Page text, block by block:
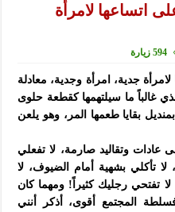
اتساعها لامرأة
594 زيارة
جدية، امرأة وجدية، معادلة
غالباً ما سيلتهمها كقطعة حلوى
بقايا طعمها المر، وهو يلعن
وتقاليد صارمة، لا تفعلي
تأكلي بشهية أمام الضيوف، لا
لا تفتحي رجليك كثيراً! ومهما كان
المجتمع أقوى، أذكر أنني